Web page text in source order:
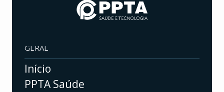
GERAL
Início
PPTA Saúde